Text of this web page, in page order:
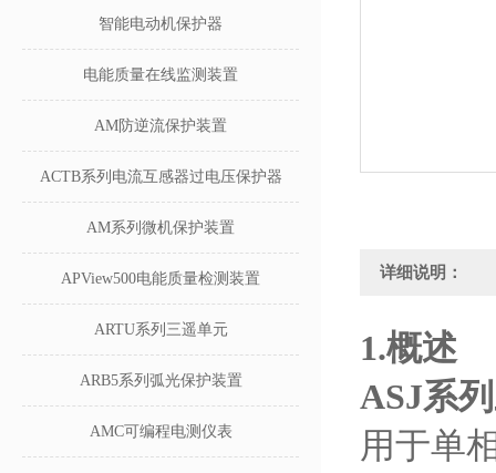
智能电动机保护器
电能质量在线监测装置
AM防逆流保护装置
ACTB系列电流互感器过电压保护器
AM系列微机保护装置
APView500电能质量检测装置
ARTU系列三遥单元
ARB5系列弧光保护装置
AMC可编程电测仪表
详细说明：
1.概述
ASJ系
用于单